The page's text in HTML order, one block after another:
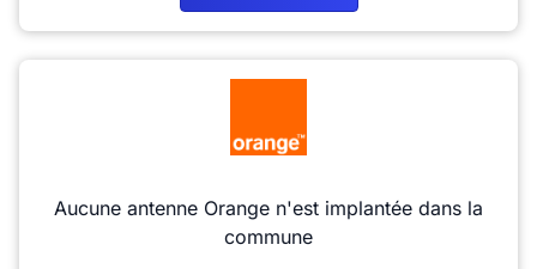
Aucune antenne Orange n'est implantée dans la
commune